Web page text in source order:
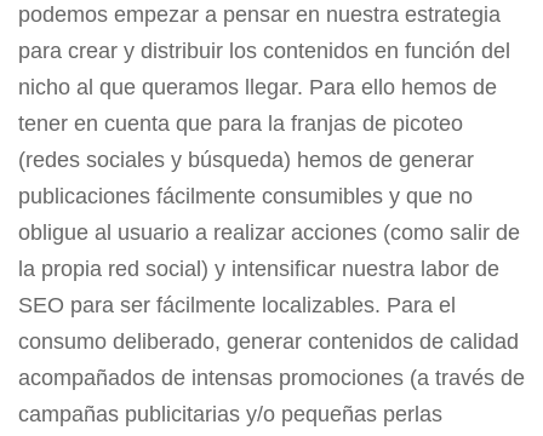
podemos empezar a pensar en nuestra estrategia
para crear y distribuir los contenidos en función del
nicho al que queramos llegar. Para ello hemos de
tener en cuenta que para la franjas de picoteo
(redes sociales y búsqueda) hemos de generar
publicaciones fácilmente consumibles y que no
obligue al usuario a realizar acciones (como salir de
la propia red social) y intensificar nuestra labor de
SEO para ser fácilmente localizables. Para el
consumo deliberado, generar contenidos de calidad
acompañados de intensas promociones (a través de
campañas publicitarias y/o pequeñas perlas